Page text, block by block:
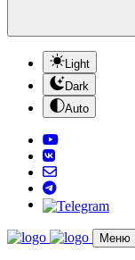
Light
Dark
Auto
Меню